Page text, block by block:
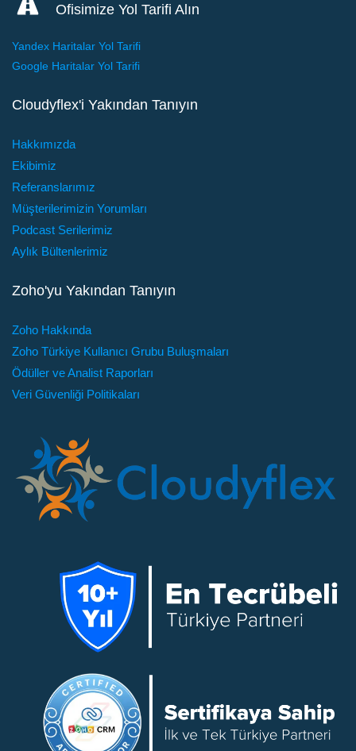
Ofisimize Yol Tarifi Alın
Yandex Haritalar Yol Tarifi
Google Haritalar Yol Tarifi
Cloudyflex'i Yakından Tanıyın
Hakkımızda
Ekibimiz
Referanslarımız
Müşterilerimizin Yorumları
Podcast Serilerimiz
Aylık Bültenlerimiz
Zoho'yu Yakından Tanıyın
Zoho Hakkında
Zoho Türkiye Kullanıcı Grubu Buluşmaları
Ödüller ve Analist Raporları
Veri Güvenliği Politikaları